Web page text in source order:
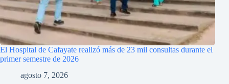
El Hospital de Cafayate realizó más de 23 mil consultas durante el
primer semestre de 2026
agosto 7, 2026